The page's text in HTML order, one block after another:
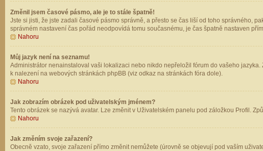
Změnil jsem časové pásmo, ale je to stále špatně!
Jste si jisti, že jste zadali časové pásmo správně, a přesto se čas liší od toho správného,
správném nastavení čas pořád neodpovídá tomu současnému, je čas špatně nastaven
Nahoru
Můj jazyk není na seznamu!
Administrátor nenainstaloval vaši lokalizaci nebo nikdo nepřeložil fórum do vašeho
k nalezení na webových stránkách phpBB (viz odkaz na stránkách fóra dole).
Nahoru
Jak zobrazím obrázek pod uživatelským jménem?
Tento obrázek se nazývá avatar. Lze změnit v Uživatelském panelu pod záložkou Profil.
Nahoru
Jak změním svoje zařazení?
Obecně vzato, svoje zařazení přímo změnit nemůžete (úrovně se objevují pod vaším